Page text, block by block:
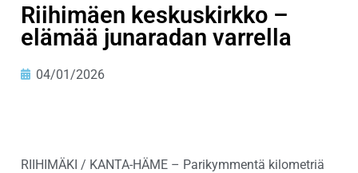
Riihimäen keskuskirkko –
elämää junaradan varrella
04/01/2026
RIIHIMÄKI / KANTA-HÄME – Parikymmentä kilometriä